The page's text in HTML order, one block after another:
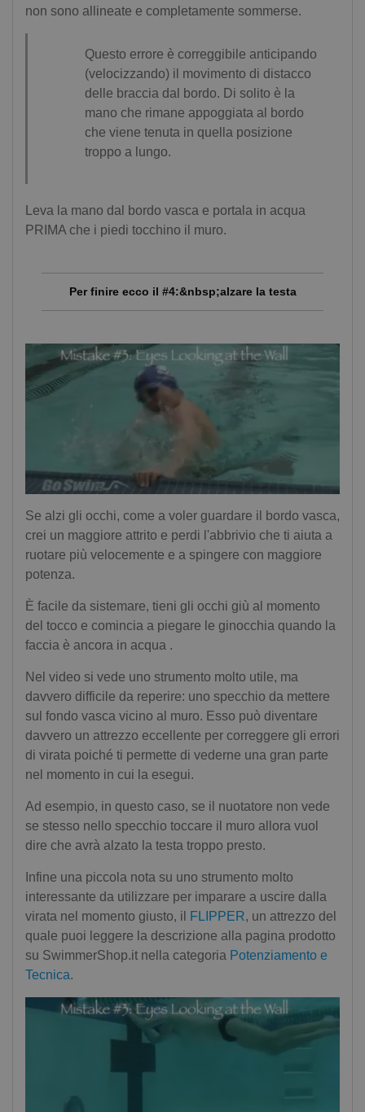
non sono allineate e completamente sommerse.
Questo errore è correggibile anticipando
(velocizzando) il movimento di distacco
delle braccia dal bordo. Di solito è la
mano che rimane appoggiata al bordo
che viene tenuta in quella posizione
troppo a lungo.
Leva la mano dal bordo vasca e portala in acqua
PRIMA che i piedi tocchino il muro.
Per finire ecco il #4:&nbsp;alzare la testa
Se alzi gli occhi, come a voler guardare il bordo vasca,
crei un maggiore attrito e perdi l'abbrivio che ti aiuta a
ruotare più velocemente e a spingere con maggiore
potenza.
È facile da sistemare, tieni gli occhi giù al momento
del tocco e comincia a piegare le ginocchia quando la
faccia è ancora in acqua .
Nel video si vede uno strumento molto utile, ma
davvero difficile da reperire: uno specchio da mettere
sul fondo vasca vicino al muro. Esso può diventare
davvero un attrezzo eccellente per correggere gli errori
di virata poiché ti permette di vederne una gran parte
nel momento in cui la esegui.
Ad esempio, in questo caso, se il nuotatore non vede
se stesso nello specchio toccare il muro allora vuol
dire che avrà alzato la testa troppo presto.
Infine una piccola nota su uno strumento molto
interessante da utilizzare per imparare a uscire dalla
virata nel momento giusto, il
FLIPPER, un attrezzo del
quale puoi leggere la descrizione alla pagina prodotto
su SwimmerShop.it nella categoria Potenziamento e
Tecnica.